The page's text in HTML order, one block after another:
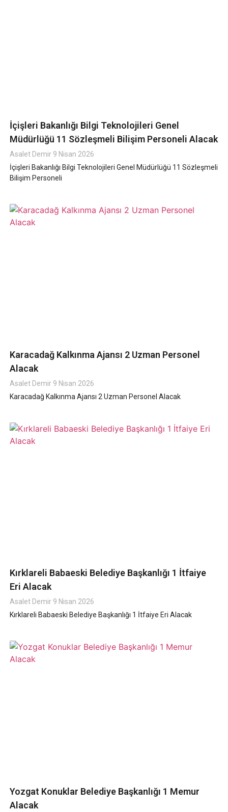
İçişleri Bakanlığı Bilgi Teknolojileri Genel
Müdürlüğü 11 Sözleşmeli Bilişim Personeli Alacak
Asalet Demir 9 Nisan 2026
İçişleri Bakanlığı Bilgi Teknolojileri Genel Müdürlüğü 11 Sözleşmeli
Bilişim Personeli
Karacadağ Kalkınma Ajansı 2 Uzman Personel
Alacak
Asalet Demir 9 Nisan 2026
Karacadağ Kalkınma Ajansı 2 Uzman Personel Alacak
Kırklareli Babaeski Belediye Başkanlığı 1 İtfaiye
Eri Alacak
Asalet Demir 9 Nisan 2026
Kırklareli Babaeski Belediye Başkanlığı 1 İtfaiye Eri Alacak
Yozgat Konuklar Belediye Başkanlığı 1 Memur
Alacak